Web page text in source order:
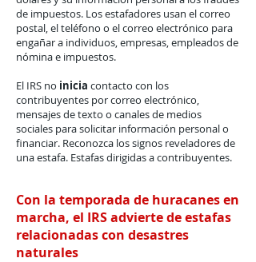
de impuestos. Los estafadores usan el correo
postal, el teléfono o el correo electrónico para
engañar a individuos, empresas, empleados de
nómina e impuestos.
El IRS no inicia contacto con los
contribuyentes por correo electrónico,
mensajes de texto o canales de medios
sociales para solicitar información personal o
financiar. Reconozca los signos reveladores de
una estafa. Estafas dirigidas a contribuyentes.
Con la temporada de huracanes en
marcha, el IRS advierte de estafas
relacionadas con desastres
naturales